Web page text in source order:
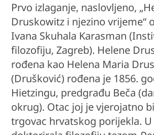
Prvo izlaganje, naslovljeno,
Druskowitz i njezino vrijeme“
Ivana Skuhala Karasman
filozofiju, Zagreb). Helene
rođena kao Helena Maria
(Drušković) rođena je 1856.
Hietzingu, predgrađu Beča
okrug). Otac joj je vjerojatno
trgovac hrvatskog porijekla.